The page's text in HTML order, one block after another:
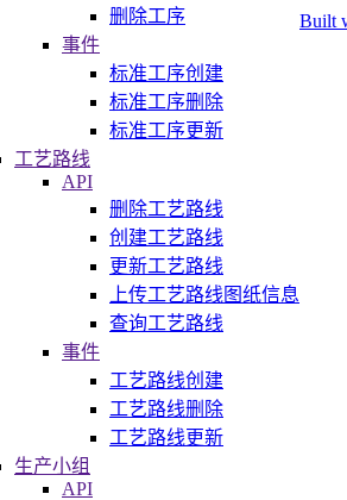
删除工序
事件
标准工序创建
标准工序删除
标准工序更新
工艺路线
API
删除工艺路线
创建工艺路线
更新工艺路线
上传工艺路线图纸信息
查询工艺路线
事件
工艺路线创建
工艺路线删除
工艺路线更新
生产小组
API
Built